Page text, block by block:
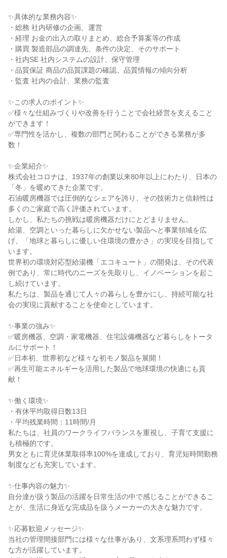
✨具体的な業務内容✨
・総務 社内研修の企画、運営
・経理 お金の出入の取りまとめ、総合予算案等の作成
・購買 製造部品の調達先、条件の決定、そのサポート
・社内SE 社内システムの設計、保守管理
・品質保証 商品の品質課題の確認、品質情報の傾向分析
・監査 社内の会計、業務の監査
✨この求人のポイント✨
✅様々な仕組みづくりや改善を行うことで会社経営を支えること
ができます！
✅専門性を活かし、複数の部門と関わることができる業務が多
数！
✨企業紹介✨
株式会社コロナは、1937年の創業以来80年以上にわたり、日本の
「冬」を暖めてきた企業です。
石油暖房機器では圧倒的なシェアを誇り、その技術力と信頼性は
多くのご家庭で高く評価されています。
しかし、私たちの挑戦は暖房機器だけにとどまりません。
給湯、空調といった暮らしに欠かせない製品へと事業領域を広
げ、「地球と暮らしに優しい住環境の豊かさ」の実現を目指して
います。
世界初の環境対応型給湯機「エコキュート」の開発は、その代表
例であり、常に時代のニーズを先取りし、イノベーションを起こ
し続けています。
私たちは、製品を通じて人々の暮らしを豊かにし、持続可能な社
会の実現に貢献することを使命としています。
✨事業の強み✨
✅暖房機器、空調・家電機器、住宅設備機器など暮らしをトータ
ルにサポート！
✅日本初、世界初など様々な初モノ製品を展開！
✅再生可能エネルギーを活用した製品で地球環境の快適にも貢
献！
✨働く環境✨
・有休平均取得日数13日
・平均残業時間：11時間/月
私たちは、社員のワークライフバランスを重視し、子育て支援に
も積極的です。
男女ともに育児休業取得率100%を達成しており、育児短時間勤務
制度なども充実しています。
✨仕事内容の魅力✨
自分達が扱う製品の活躍を日常生活の中で感じることができるこ
とが、生活に身近な完成品を扱うメーカーの大きな魅力です。
✨応募歓迎メッセージ✨
当社の管理間接部門には様々な仕事があり、文系理系問わず様々
な方が活躍しています。